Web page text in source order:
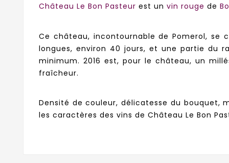
Château Le Bon Pasteur est un vin rouge de
Ce château, incontournable de Pomerol, se
longues, environ 40 jours, et une partie du
minimum. 2016 est, pour le château, un
fraîcheur.
Densité de couleur, délicatesse du bouquet,
les caractères des vins de Château Le Bon